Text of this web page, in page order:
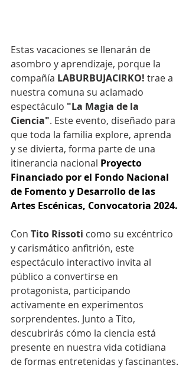
Estas vacaciones se llenarán de
asombro y aprendizaje, porque la
compañía LABURBUJACIRKO! trae a
nuestra comuna su aclamado
espectáculo "La Magia de la
Ciencia". Este evento, diseñado para
que toda la familia explore, aprenda
y se divierta, forma parte de una
itinerancia nacional Proyecto
Financiado por el Fondo Nacional
de Fomento y Desarrollo de las
Artes Escénicas, Convocatoria 2024.
Con Tito Rissoti como su excéntrico
y carismático anfitrión, este
espectáculo interactivo invita al
público a convertirse en
protagonista, participando
activamente en experimentos
sorprendentes. Junto a Tito,
descubrirás cómo la ciencia está
presente en nuestra vida cotidiana
de formas entretenidas y fascinantes.